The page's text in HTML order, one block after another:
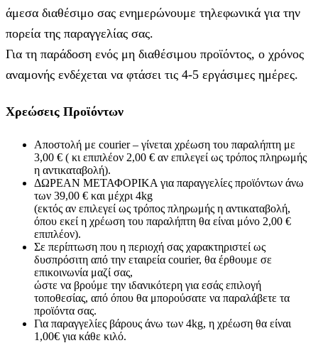
άμεσα διαθέσιμο σας ενημερώνουμε τηλεφωνικά για την
πορεία της παραγγελίας σας.
Για τη παράδοση ενός μη διαθέσιμου προϊόντος, ο χρόνος
αναμονής ενδέχεται να φτάσει τις 4-5 εργάσιμες ημέρες.
Χρεώσεις Προϊόντων
Αποστολή με courier – γίνεται χρέωση του παραλήπτη με
3,00 € ( κι επιπλέον 2,00 € αν επιλεγεί ως τρόπος πληρωμής
η αντικαταβολή).
ΔΩΡΕΑΝ ΜΕΤΑΦΟΡΙΚΑ για παραγγελίες προϊόντων άνω
των 39,00 € και μέχρι 4kg
(εκτός αν επιλεγεί ως τρόπος πληρωμής η αντικαταβολή,
όπου εκεί η χρέωση του παραλήπτη θα είναι μόνο 2,00 €
επιπλέον).
Σε περίπτωση που η περιοχή σας χαρακτηριστεί ως
δυσπρόσιτη από την εταιρεία courier, θα έρθουμε σε
επικοινωνία μαζί σας,
ώστε να βρούμε την ιδανικότερη για εσάς επιλογή
τοποθεσίας, από όπου θα μπορούσατε να παραλάβετε τα
προϊόντα σας.
Για παραγγελίες βάρους άνω των 4kg, η χρέωση θα είναι
1,00€ για κάθε κιλό.